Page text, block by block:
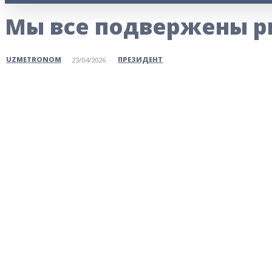
Мы все подвержены
UZMETRONOM 23/04/2026 ПРЕЗИДЕНТ